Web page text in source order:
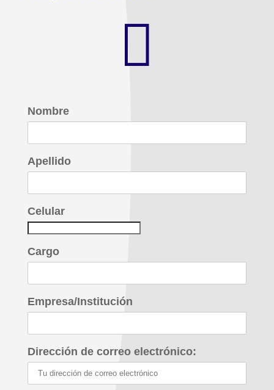

Nombre
Apellido
Celular
Cargo
Empresa/Institución
Dirección de correo electrónico: